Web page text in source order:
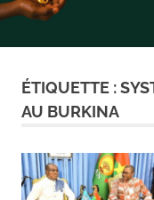
ÉTIQUETTE :
AU BURKINA